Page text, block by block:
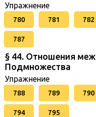
Упражнение
780 781 782
787
§ 44. Отношения
Подмножества
Упражнение
788 789 790
794 795